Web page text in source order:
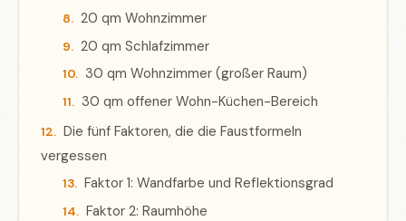
20 qm Wohnzimmer
20 qm Schlafzimmer
30 qm Wohnzimmer (großer Raum)
30 qm offener Wohn-Küchen-Bereich
Die fünf Faktoren, die die Faustformeln
vergessen
Faktor 1: Wandfarbe und Reflektionsgrad
Faktor 2: Raumhöhe